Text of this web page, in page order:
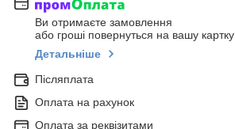
Ви отримаєте замовлення
або гроші повернуться на вашу картку
Детальніше
Післяплата
Оплата на рахунок
Оплата за реквізитами